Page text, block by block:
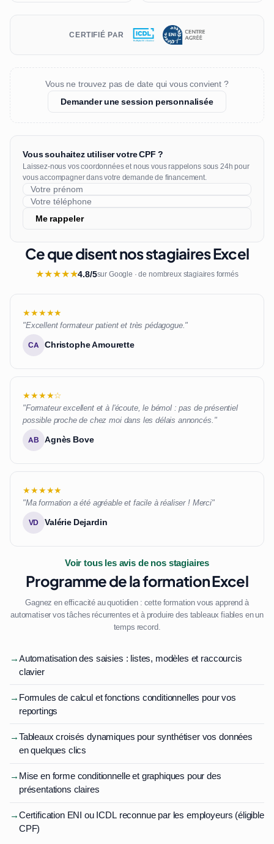
CERTIFIÉ PAR
Vous ne trouvez pas de date qui vous convient ?
Demander une session personnalisée
Vous souhaitez utiliser votre CPF ?
Laissez-nous vos coordonnées et nous vous rappelons sous 24h pour
vous accompagner dans votre demande de financement.
Me rappeler
Ce que disent nos stagiaires Excel
★★★★★4.8/5sur Google · de nombreux stagiaires formés
★★★★★
"Excellent formateur patient et très pédagogue."
CA Christophe Amourette
★★★★☆
"Formateur excellent et à l'écoute, le bémol : pas de présentiel
possible proche de chez moi dans les délais annoncés."
AB Agnès Bove
★★★★★
"Ma formation a été agréable et facile à réaliser ! Merci"
VD Valérie Dejardin
Voir tous les avis de nos stagiaires
Programme de la formation Excel
Gagnez en efficacité au quotidien : cette formation vous apprend à
automatiser vos tâches récurrentes et à produire des tableaux fiables en un
temps record.
→Automatisation des saisies : listes, modèles et raccourcis
clavier
→ Formules de calcul et fonctions conditionnelles pour vos
reportings
→Tableaux croisés dynamiques pour synthétiser vos données
en quelques clics
→ Mise en forme conditionnelle et graphiques pour des
présentations claires
→Certification ENI ou ICDL reconnue par les employeurs (éligible
CPF)